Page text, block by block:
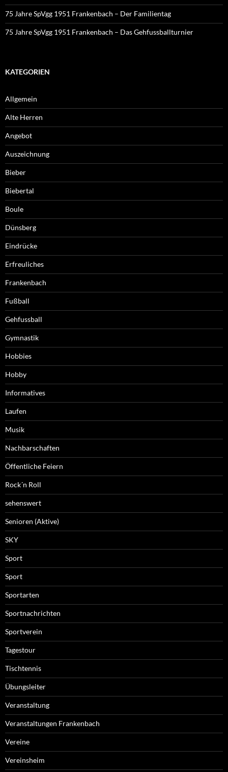
75 Jahre SpVgg 1951 Frankenbach – Der Familientag
75 Jahre SpVgg 1951 Frankenbach – Das Gehfussballturnier
KATEGORIEN
Allgemein
Alte Herren
Angebot
Auszeichnung
Bieber
Biebertal
Boule
Dünsberg
Eindrücke
Erfreuliches
Frankenbach
Fußball
Gehfussball
Gymnastik
Hobbies
Hobby
Informatives
Laufen
Musik
Nachbarschaften
Öffentliche Feiern
Rock´n Roll
sehenswert
Senioren (Aktive)
SKY
Sport
Sport
Sportarten
Sportnachrichten
Sportverein
Tagestour
Tischtennis
Übungsleiter
Veranstaltung
Veranstaltungen Frankenbach
Vereine
Vereinsheim